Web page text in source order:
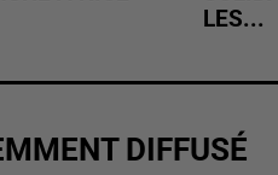
LES...
DIFFUSÉ